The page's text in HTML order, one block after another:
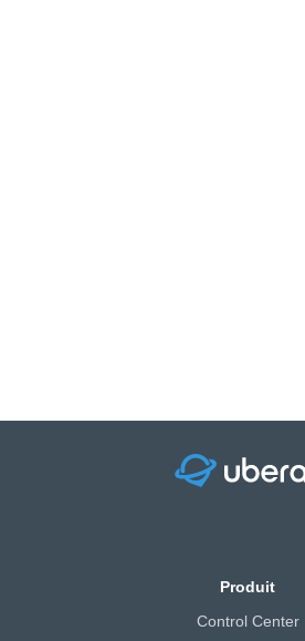
Produit
Control Center